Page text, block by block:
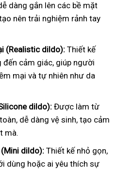
dàng gắn lên các bề mặt
nên trải nghiệm rảnh tay
(Realistic dildo): Thiết kế
cảm giác, giúp người
mại và tự nhiên như da
dildo): Được làm từ
dễ dàng vệ sinh, tạo cảm
mà.
dildo): Thiết kế nhỏ gọn,
dùng hoặc ai yêu thích sự